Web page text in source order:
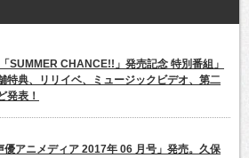
SUMMER CHANCE!!」発売記念 特別番組」
特典、リリイベ、ミュージックビデオ、第二
発表！
優アニメディア 2017年 06 月号」発売。久保